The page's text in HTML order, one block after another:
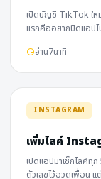
เปิดบัญชี TikTok ให
แรกคืออยากปิดแอป
อ่าน7นาที
INSTAGRAM
เพิ่มไลค์
เปิดแอปมาเช็กไลค์ทุก
ตัวเลขไว้อวดเพื่อ